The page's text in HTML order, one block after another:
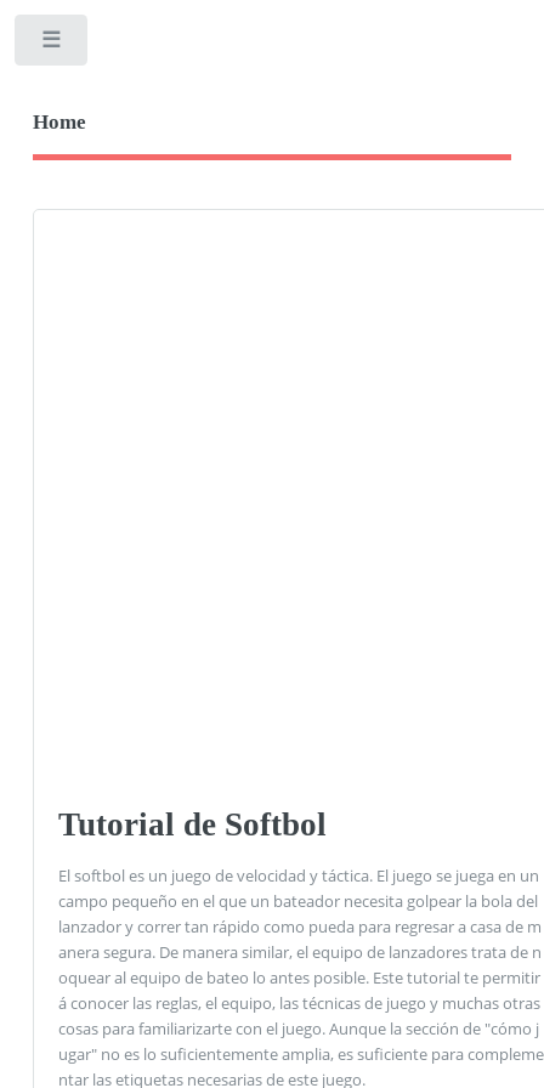
Home
Tutorial de Softbol
El softbol es un juego de velocidad y táctica. El juego se juega en un
campo pequeño en el que un bateador necesita golpear la bola del
lanzador y correr tan rápido como pueda para regresar a casa de m
anera segura. De manera similar, el equipo de lanzadores trata de n
oquear al equipo de bateo lo antes posible. Este tutorial te permitir
á conocer las reglas, el equipo, las técnicas de juego y muchas otras
cosas para familiarizarte con el juego. Aunque la sección de "cómo j
ugar" no es lo suficientemente amplia, es suficiente para compleme
ntar las etiquetas necesarias de este juego.